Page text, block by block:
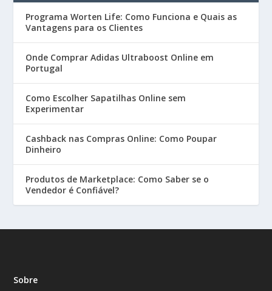
Programa Worten Life: Como Funciona e Quais as
Vantagens para os Clientes
Onde Comprar Adidas Ultraboost Online em
Portugal
Como Escolher Sapatilhas Online sem
Experimentar
Cashback nas Compras Online: Como Poupar
Dinheiro
Produtos de Marketplace: Como Saber se o
Vendedor é Confiável?
Sobre